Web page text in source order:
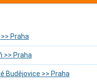
>> Praha
>> Praha
Budějovice >> Praha